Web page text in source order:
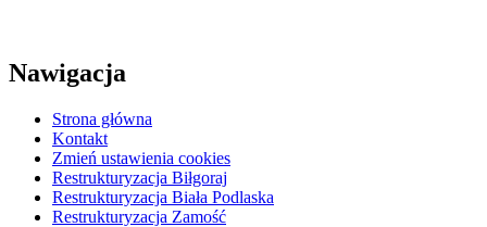
Nawigacja
Strona główna
Kontakt
Zmień ustawienia cookies
Restrukturyzacja Biłgoraj
Restrukturyzacja Biała Podlaska
Restrukturyzacja Zamość